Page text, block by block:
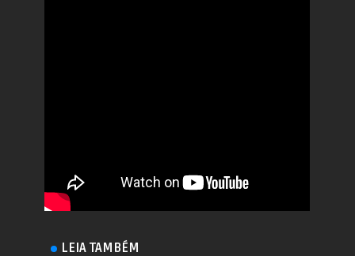
LEIA TAMBÉM